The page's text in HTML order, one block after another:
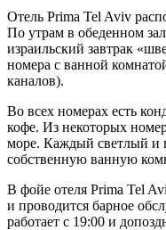
Отель Prima Tel Aviv
По утрам в обеденном
израильский завтрак
номера с ванной
каналов).
Во всех номерах есть
кофе. Из некоторых
море. Каждый светлый и
собственную ванную
В фойе отеля Prima Tel
и проводится барное
работает с 19:00 и